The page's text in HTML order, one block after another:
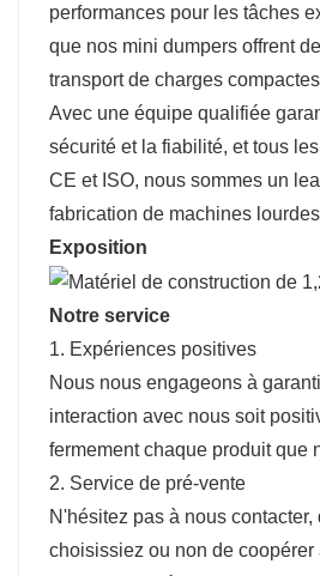
performances pour les tâches
que nos mini dumpers offrent
transport de charges
Avec une équipe qualifiée
sécurité et la fiabilité, et tous
CE et ISO, nous sommes un
fabrication de machines
Exposition
Notre service
1. Expériences positives
Nous nous engageons à
interaction avec nous soit
fermement chaque produit que
2. Service de pré-vente
N'hésitez pas à nous contacter,
choisissiez ou non de coopérer